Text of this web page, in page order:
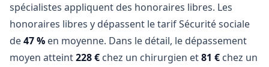
spécialistes appliquent des honoraires libres. Les
honoraires libres y dépassent le tarif Sécurité sociale
de47 % en moyenne. Dans le détail, le dépassement
moyen atteint228 € chez un chirurgien et81 € chez un